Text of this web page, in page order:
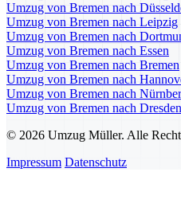
Umzug von Bremen nach
Umzug von Bremen nach Leipzig
Umzug von Bremen nach
Umzug von Bremen nach Essen
Umzug von Bremen nach Bremen
Umzug von Bremen nach
Umzug von Bremen nach
Umzug von Bremen nach Dresden
© 2026 Umzug Müller. Alle
Impressum Datenschutz